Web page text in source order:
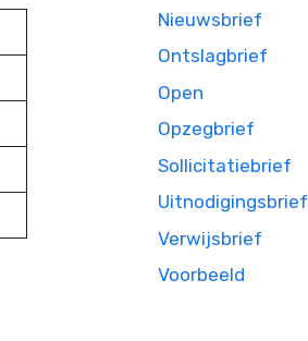
Nieuwsbrief
Ontslagbrief
Open
Opzegbrief
Sollicitatiebrief
Uitnodigingsbrief
Verwijsbrief
Voorbeeld